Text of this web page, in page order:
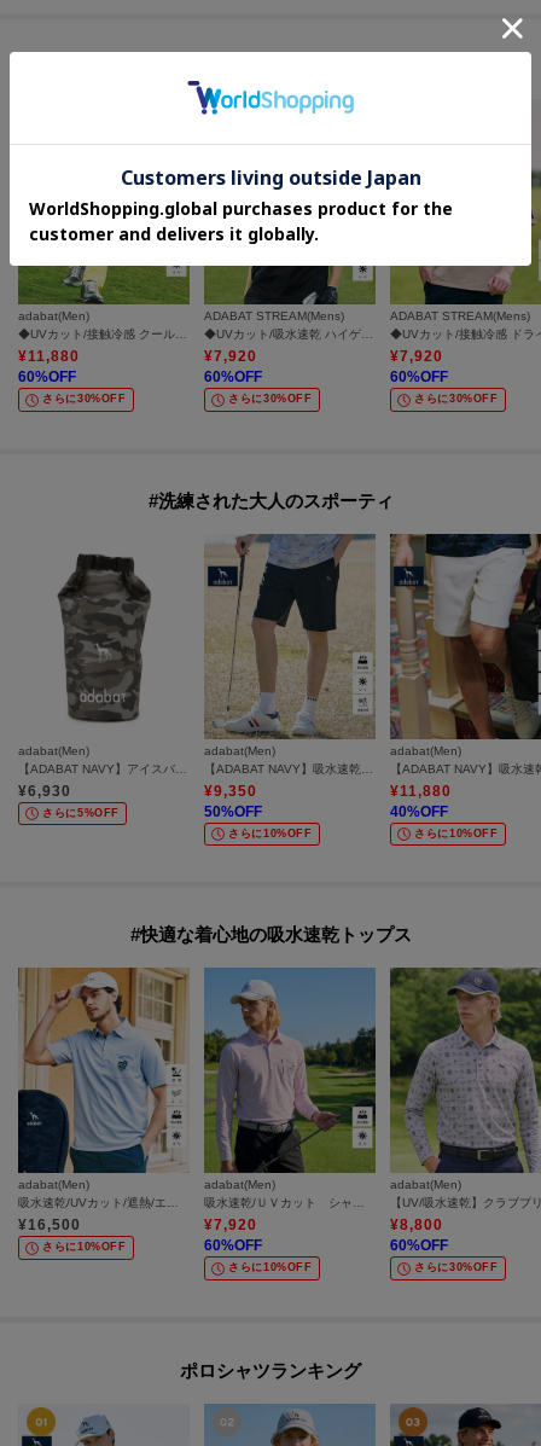
adabat(Men)
◆UVカット/接触冷感 クールタッチイエローパンツ
¥11,880
60%OFF
さらに30%OFF
ADABAT STREAM(Mens)
◆UVカット/吸水速乾 ハイゲージ ドライカノコ ポロシャツ
¥7,920
60%OFF
さらに30%OFF
ADABAT STREAM(Mens)
¥7,920
60%OFF
さらに30%OFF
#洗練された大人のスポーティ
adabat(Men)
¥6,930
さらに5%OFF
adabat(Men)
¥9,350
50%OFF
さらに10%OFF
adabat(Men)
¥11,880
40%OFF
さらに10%OFF
#快適な着心地の吸水速乾トップス
adabat(Men)
吸水速乾/UVカット/遮熱/エコ 衿裏プリント半袖ポロシャツ
¥16,500
さらに10%OFF
adabat(Men)
吸水速乾/ＵＶカット シャンブレーストライプ長袖ポロシャツ
¥7,920
60%OFF
さらに10%OFF
adabat(Men)
¥8,800
60%OFF
さらに30%OFF
ポロシャツランキング